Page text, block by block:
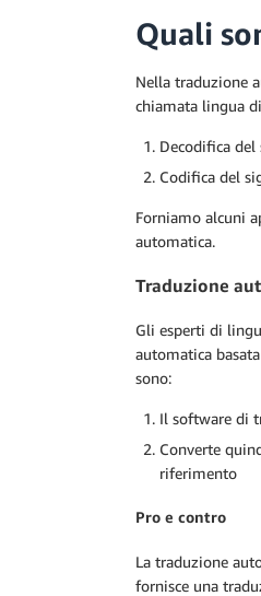
Quali
Nella traduzione
chiamata lingua
Decodifica
Codifica del
Forniamo alcuni
automatica.
Traduzione
Gli esperti di
automatica
sono:
Il software di
Converte
riferimento
Pro e contro
La traduzione
fornisce una